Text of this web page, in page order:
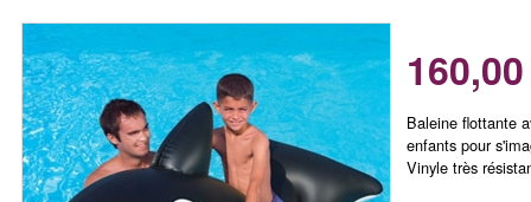
160,00
Baleine flottante
enfants pour
Vinyle très